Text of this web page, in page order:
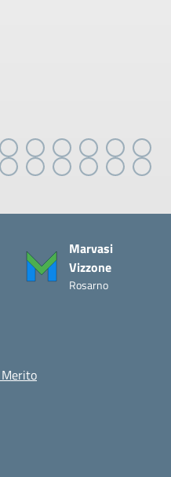
Marvasi
Vizzone
Rosarno